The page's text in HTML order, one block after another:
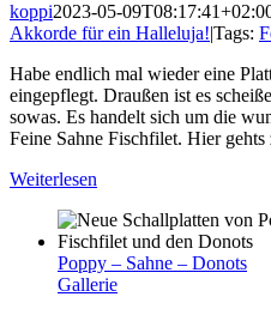
koppi2023-05-
Akkorde für ein Halleluja! Tags:
Habe endlich mal wieder eine
eingepflegt. Draußen ist es
sowas. Es handelt sich um die
Feine Sahne Fischfilet. Hier gehts
Weiterlesen
Poppy – Sahne – Donots
Gallerie